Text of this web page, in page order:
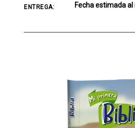
ENTREGA: Fecha estimada